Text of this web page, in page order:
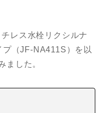
レス水栓リクシルナ
（JF-NA411S）を以
ました。